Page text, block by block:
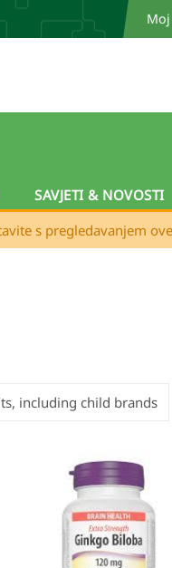
SAVJETI & NOVOSTI
s pregledavanjem
including child brands